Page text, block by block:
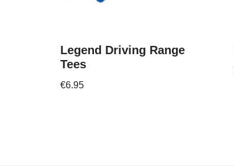
Legend Driving Range
Tees
€6.95